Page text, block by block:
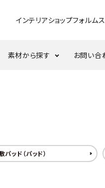
インテリアショップフォルム
リア小物
素材から探す お問い合
search
パッド（パッド）